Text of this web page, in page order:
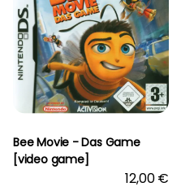
Bee Movie - Das Game
[video game]
12,00 €